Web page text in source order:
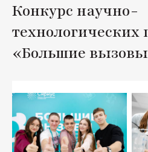
Конкурс научно-
технологических
«Большие